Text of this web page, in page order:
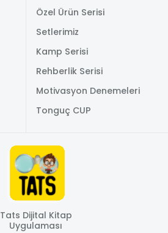
Özel Ürün Serisi
Setlerimiz
Kamp Serisi
Rehberlik Serisi
Motivasyon Denemeleri
Tonguç CUP
Tats Dijital Kitap
Uygulaması